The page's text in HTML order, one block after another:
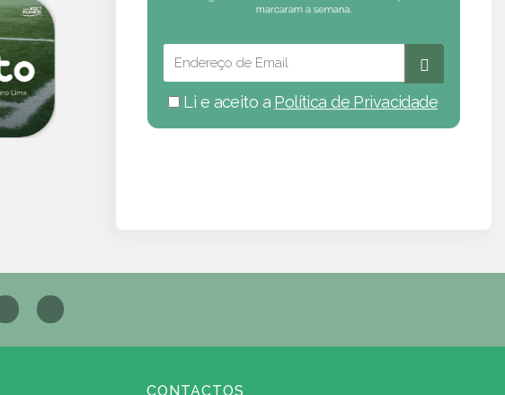
Li e aceito a Política de Privacidade
CONTACTOS